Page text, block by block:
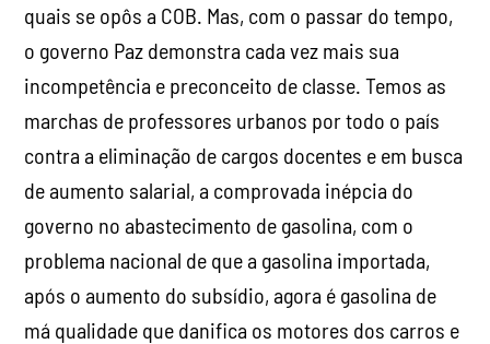
quais se opôs a COB. Mas, com o passar do tempo,
o governo Paz demonstra cada vez mais sua
incompetência e preconceito de classe. Temos as
marchas de professores urbanos por todo o país
contra a eliminação de cargos docentes e em busca
de aumento salarial, a comprovada inépcia do
governo no abastecimento de gasolina, com o
problema nacional de que a gasolina importada,
após o aumento do subsídio, agora é gasolina de
má qualidade que danifica os motores dos carros e